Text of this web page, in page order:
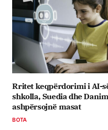
Rritet keqpërdorimi i AI-
shkolla, Suedia dhe
ashpërsojnë masat
BOTA